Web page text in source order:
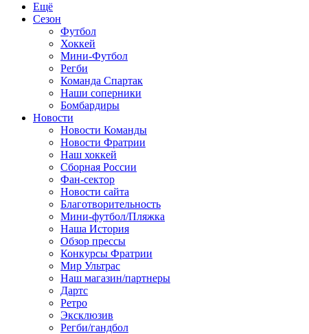
Ещё
Сезон
Футбол
Хоккей
Мини-Футбол
Регби
Команда Спартак
Наши соперники
Бомбардиры
Новости
Новости Команды
Новости Фратрии
Наш хоккей
Сборная России
Фан-cектор
Новости сайта
Благотворительность
Мини-футбол/Пляжка
Наша История
Обзор прессы
Конкурсы Фратрии
Мир Ультрас
Наш магазин/партнеры
Дартс
Ретро
Эксклюзив
Регби/гандбол